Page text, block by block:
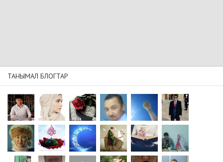
ТАНЫМАЛ БЛОГТАР